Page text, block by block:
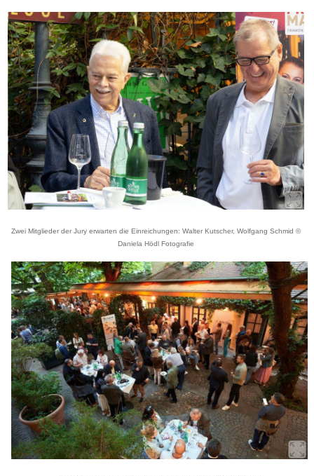
Zwei Mitglieder der Jury erwarten die Einreichungen: Walter Kutscher, Wolfgang Schmid ©
Daniela Hödl Fotografie